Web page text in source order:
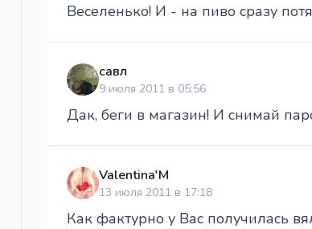
Веселенько! И - на пиво сразу
савл
9 июля 2011 в 05:56
Дак, беги в магазин! И снимай
Valentina'M
13 июля 2011 в 17:18
Как фактурно у Вас получилась